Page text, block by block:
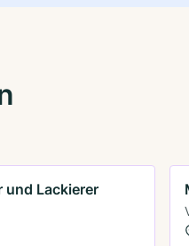
und Lackierer